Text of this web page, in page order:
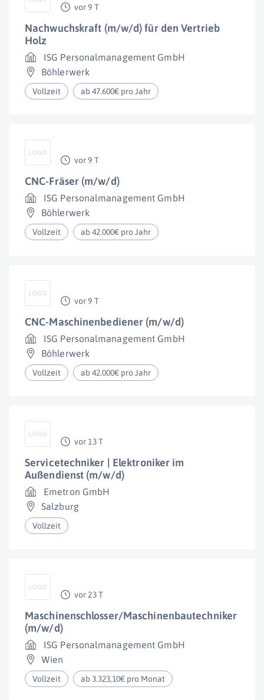
vor 9 T
Nachwuchskraft (m/w/d) für den Vertrieb
Holz
ISG Personalmanagement GmbH
Böhlerwerk
Vollzeit ab 47.600€ pro Jahr
vor 9 T
CNC-Fräser (m/w/d)
ISG Personalmanagement GmbH
Böhlerwerk
Vollzeit ab 42.000€ pro Jahr
vor 9 T
CNC-Maschinenbediener (m/w/d)
ISG Personalmanagement GmbH
Böhlerwerk
Vollzeit ab 42.000€ pro Jahr
vor 13 T
Servicetechniker | Elektroniker im
Außendienst (m/w/d)
Emetron GmbH
Salzburg
Vollzeit
vor 23 T
Maschinenschlosser/Maschinenbautechniker
(m/w/d)
ISG Personalmanagement GmbH
Wien
Vollzeit ab 3.323,10€ pro Monat